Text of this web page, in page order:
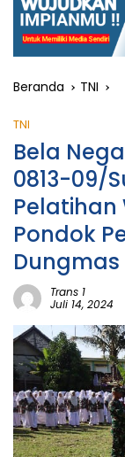
Beranda TNI
TNI
Bela
0813-09/
Pelatihan
Pondok
Dungmas
Trans 1
Juli 14, 2024